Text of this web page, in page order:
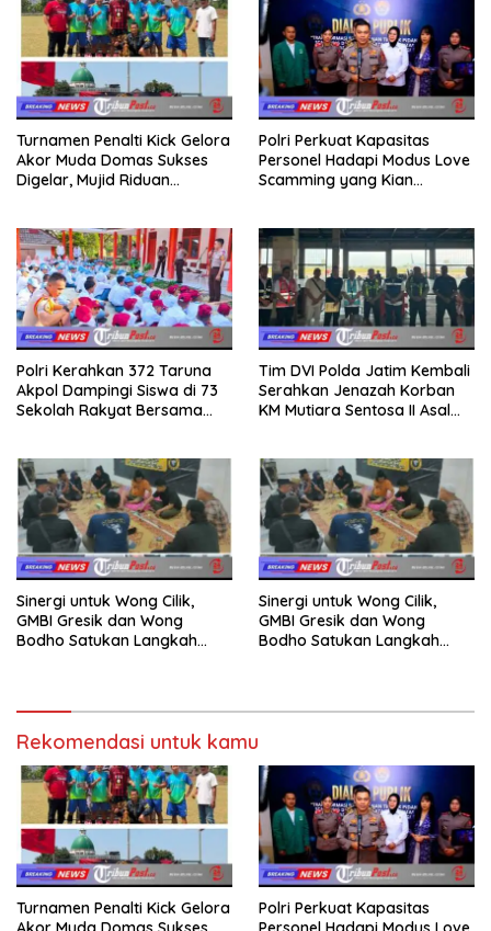
Turnamen Penalti Kick Gelora
Akor Muda Domas Sukses
Digelar, Mujid Riduan
Polri Perkuat Kapasitas
Personel Hadapi Modus Love
Scamming yang Kian
Polri Kerahkan 372 Taruna
Akpol Dampingi Siswa di 73
Sekolah Rakyat Bersama
Tim DVI Polda Jatim Kembali
Serahkan Jenazah Korban
KM Mutiara Sentosa II Asal
Sinergi untuk Wong Cilik,
GMBI Gresik dan Wong
Bodho Satukan Langkah
Sinergi untuk Wong Cilik,
GMBI Gresik dan Wong
Bodho Satukan Langkah
Rekomendasi untuk kamu
Turnamen Penalti Kick Gelora
Polri Perkuat Kapasitas